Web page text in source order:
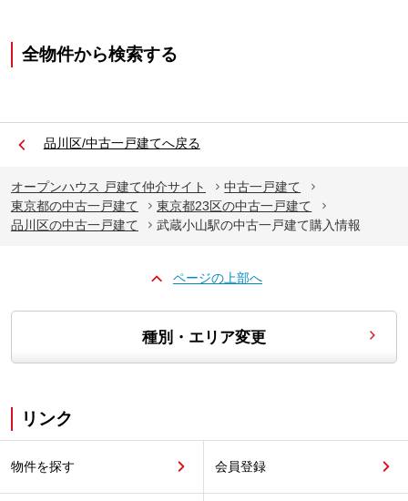
全物件から検索する
品川区/中古一戸建てへ戻る
オープンハウス 戸建て仲介サイト
中古一戸建て
東京都の中古一戸建て
東京都23区の中古一戸建て
品川区の中古一戸建て
武蔵小山駅の中古一戸建て購入情報
ページの上部へ
種別・エリア変更
リンク
物件を探す 会員登録